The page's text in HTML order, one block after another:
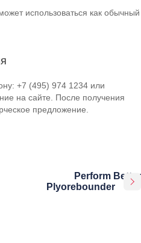
использоваться как обычный
+7 (495) 974 1234 или
на сайте. После получения
предложение.
Perform Better
Plyorebounder